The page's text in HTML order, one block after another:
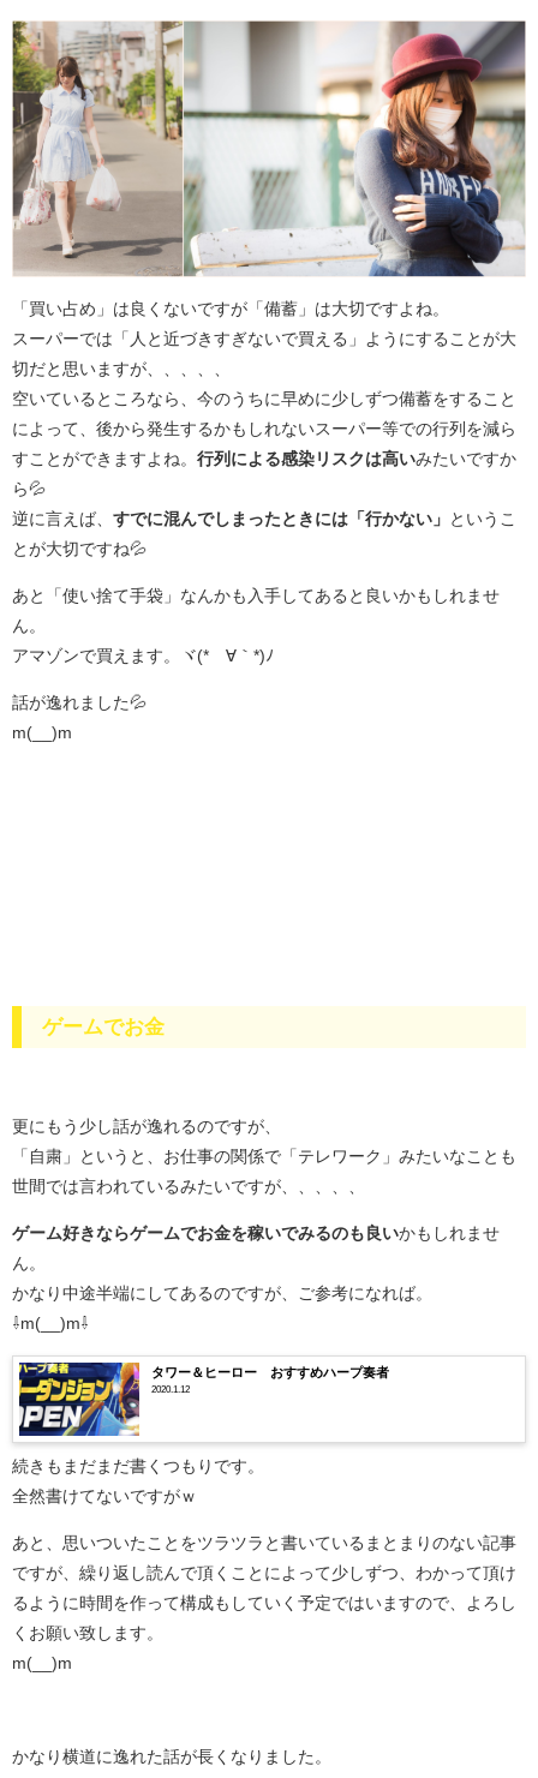
「買い占め」は良くないですが「備蓄」は大切ですよね。
スーパーでは「人と近づきすぎないで買える」ようにすることが大
切だと思いますが、、、、、
空いているところなら、今のうちに早めに少しずつ備蓄をすること
によって、後から発生するかもしれないスーパー等での行列を減ら
すことができますよね。 行列による感染リスクは高いみたいですか
ら💦
逆に言えば、 すでに混んでしまったときには「行かない」
というこ
とが大切ですね💦
あと「使い捨て手袋」なんかも入手してあると良いかもしれませ
ん。
アマゾンで買えます。ヾ(*´∀｀*)ﾉ
話が逸れました💦
m(__)m
ゲームでお金
更にもう少し話が逸れるのですが、
「自粛」というと、お仕事の関係で「テレワーク」みたいなことも
世間では言われているみたいですが、、、、、
ゲーム好きならゲームでお金を稼いでみるのも良いかもしれませ
ん。
かなり中途半端にしてあるのですが、ご参考になれば。
⇩m(__)m⇩
タワー＆ヒーロー おすすめハープ奏者
2020.1.12
続きもまだまだ書くつもりです。
全然書けてないですがｗ
あと、思いついたことをツラツラと書いているまとまりのない記事
ですが、繰り返し読んで頂くことによって少しずつ、わかって頂け
るように時間を作って構成もしていく予定ではいますので、よろし
くお願い致します。
m(__)m
かなり横道に逸れた話が長くなりました。